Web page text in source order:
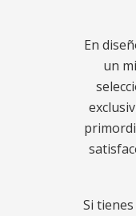
En
un
Si